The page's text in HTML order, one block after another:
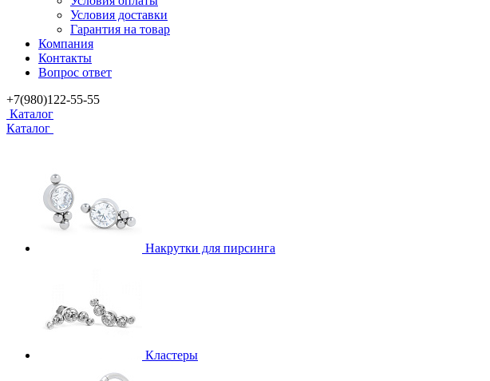
Условия доставки
Гарантия на товар
Компания
Контакты
Вопрос ответ
+7(980)122-55-55
Каталог
Каталог
Накрутки для пирсинга
Кластеры